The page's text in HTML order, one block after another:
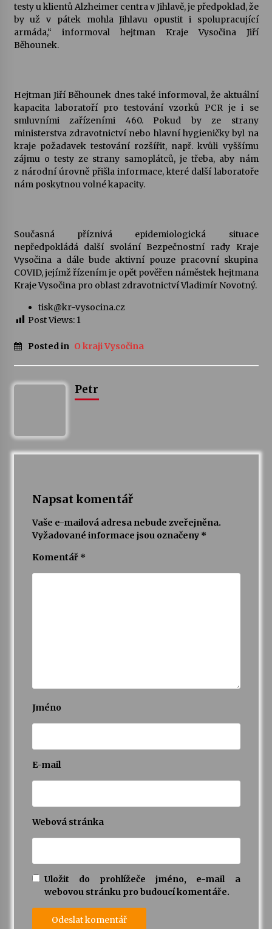
Ozvěny prázdnin
odkaz Josefa Čapka
13. 7. 2026
Varhanní recitál Michala Novenka v Klášteře
Želiv
3. 7. 2026
testy u klientů Alzheimer centra v Jihlavě, je předpoklad, že
by už v pátek mohla Jihlavu opustit i spolupracující
armáda,“ informoval hejtman Kraje Vysočina Jiří
Běhounek.
Hejtman Jiří Běhounek dnes také informoval, že aktuální
kapacita laboratoří pro testování vzorků PCR je i se
smluvními zařízeními 460. Pokud by ze strany
ministerstva zdravotnictví nebo hlavní hygieničky byl na
kraje požadavek testování rozšířit, např. kvůli vyššímu
zájmu o testy ze strany samoplátců, je třeba, aby nám
z národní úrovně přišla informace, které další laboratoře
nám poskytnou volné kapacity.
Současná příznivá epidemiologická situace
nepředpokládá další svolání Bezpečnostní rady Kraje
Vysočina a dále bude aktivní pouze pracovní skupina
COVID, jejímž řízením je opět pověřen náměstek hejtmana
Kraje Vysočina pro oblast zdravotnictví Vladimír Novotný.
tisk@kr-vysocina.cz
Post Views: 1
Posted in O kraji Vysočina
Petr
Napsat komentář
Vaše e-mailová adresa nebude zveřejněna.
Vyžadované informace jsou označeny *
Komentář *
Jméno
E-mail
Webová stránka
Uložit do prohlížeče jméno, e-mail a
webovou stránku pro budoucí komentáře.